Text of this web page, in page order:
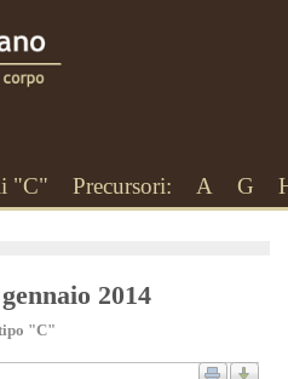
"C" Precursori: A G
2014
"C"